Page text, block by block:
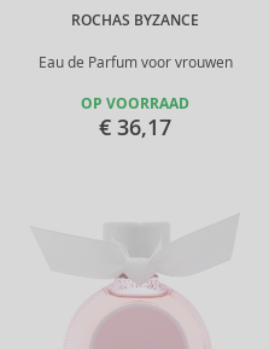
ROCHAS BYZANCE
Eau de Parfum voor vrouwen
OP VOORRAAD
€ 36,17